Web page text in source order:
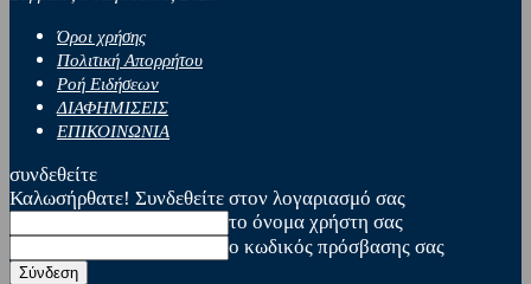
Όροι χρήσης
Πολιτική Απορρήτου
Ροή Ειδήσεων
ΔΙΑΦΗΜΙΣΕΙΣ
ΕΠΙΚΟΙΝΩΝΙΑ
συνδεθείτε
Καλωσήρθατε! Συνδεθείτε στον λογαριασμό σας
το όνομα χρήστη σας
ο κωδικός πρόσβασης σας